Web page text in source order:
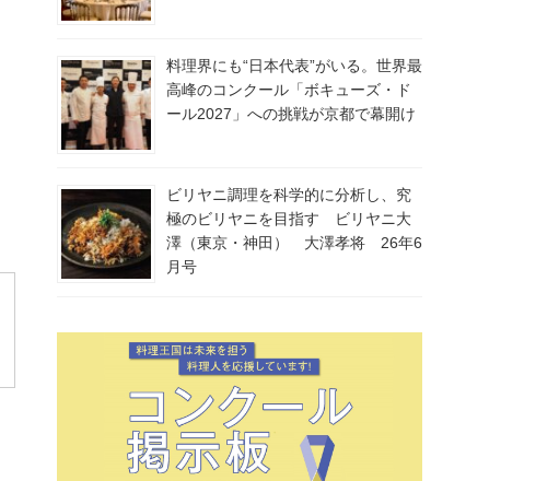
料理界にも“日本代表”がいる。世界最
高峰のコンクール「ボキューズ・ド
ール2027」への挑戦が京都で幕開け
ビリヤニ調理を科学的に分析し、究
極のビリヤニを目指す ビリヤニ大
澤（東京・神田） 大澤孝将 26年6
月号